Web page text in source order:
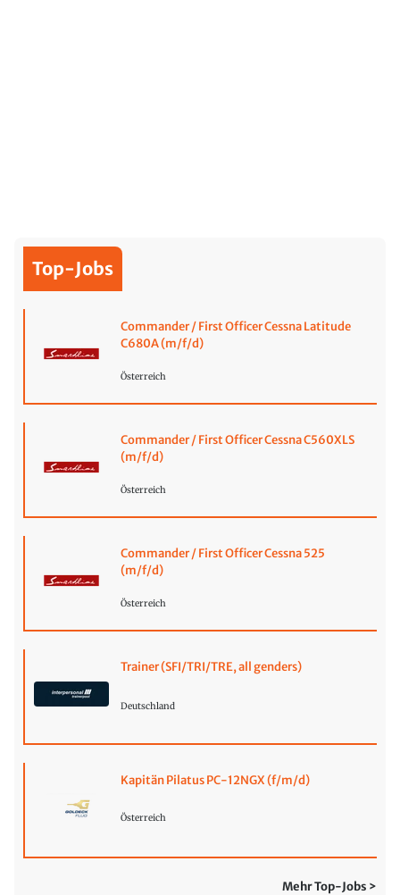
Top-Jobs
Commander / First Officer Cessna Latitude
C680A (m/f/d)
Österreich
Commander / First Officer Cessna C560XLS
(m/f/d)
Österreich
Commander / First Officer Cessna 525
(m/f/d)
Österreich
Trainer (SFI/TRI/TRE, all genders)
Deutschland
Kapitän Pilatus PC-12NGX (f/m/d)
Österreich
Mehr Top-Jobs >